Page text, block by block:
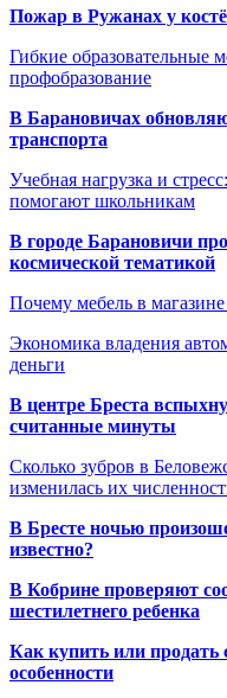
Пожар в Ружанах у
Гибкие образовательные
профобразование
В Барановичах
транспорта
Учебная нагрузка и
помогают школьникам
В городе Барановичи
космической тематикой
Почему мебель в
Экономика владения
деньги
В центре Бреста
считанные минуты
Сколько зубров в
изменилась их
В Бресте ночью
известно?
В Кобрине проверяют
шестилетнего ребенка
Как купить или продать
особенности